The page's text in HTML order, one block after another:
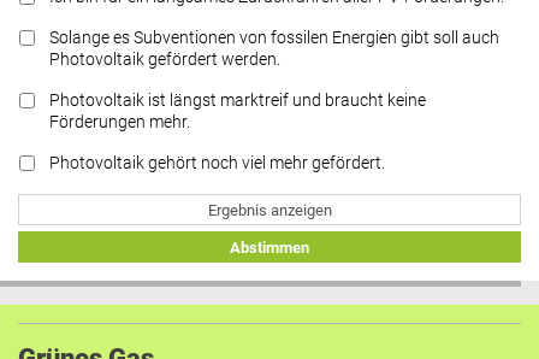
Solange es Subventionen von fossilen Energien gibt soll auch
Photovoltaik gefördert werden.
Photovoltaik ist längst marktreif und braucht keine
Förderungen mehr.
Photovoltaik gehört noch viel mehr gefördert.
Ergebnis anzeigen
Abstimmen